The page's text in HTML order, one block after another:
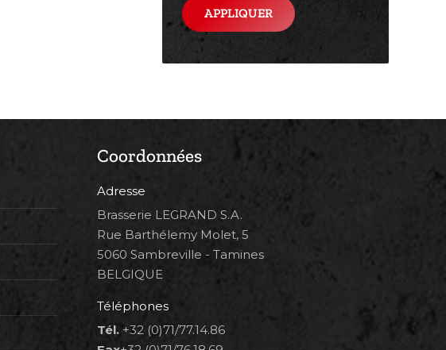
APPLIQUER
Coordonnées
Adresse
Brasserie LEGRAND S.A.
Rue Barthélemy Molet, 5
5060 Sambreville - Tamines
BELGIQUE
Téléphones
Tél. +32 (0)71/77.14.86